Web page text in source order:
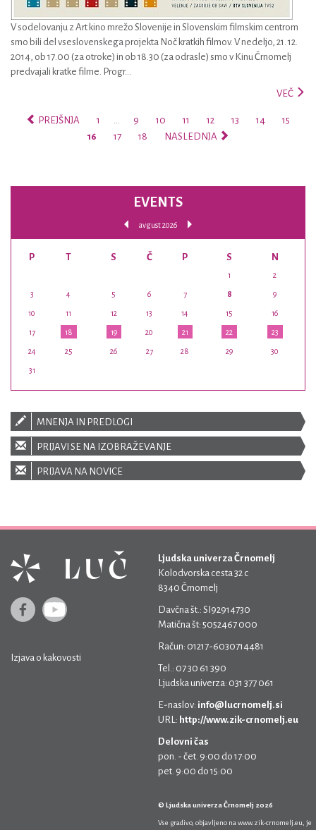
V sodelovanju z Art kino mrežo Slovenije in Slovenskim filmskim centrom
smo bili del vseslovenskega projekta Noč kratkih filmov. V nedeljo, 21. 12.
2014, ob 17.00 (za otroke) in ob 18.30 (za odrasle) smo v Kinu Črnomelj
predvajali kratke filme. Progr...
VEČ
PREJŠNJA 1 … 9 10 11 12 13 14
15
16
17 18 NASLEDNJA
EVENTS
avgust 2026
P T S Č P S N
1 2
3 4 5 6 7 8 9
10 11 12 13 14 15 16
17 18 19 20 21 22 23
24 25 26 27 28 29 30
31
MNENJA IN PREDLOGI
PRIJAVI SE NA IZOBRAŽEVANJE
PRIJAVA NA NOVICE
Izjava o kakovosti
Ljudska univerza Črnomelj
Kolodvorska cesta 32 c
8340 Črnomelj
Davčna št.: SI92914730
Matična št: 5052467 000
Račun: 01217-6030714481
Tel.: 07 30 61 390
Ljudska univerza: 031 377 061
E-naslov: info@lucrnomelj.si
URL: http://www.zik-crnomelj.eu
Delovni čas
pon. - čet. 9:00 do 17:00
pet. 9:00 do 15:00
© Ljudska univerza Črnomelj 2026
Vse gradivo, objavljeno na www.zik-crnomelj.eu , je